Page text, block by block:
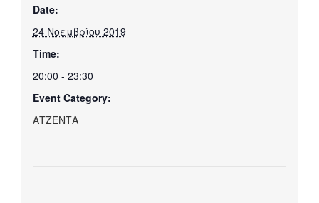
Date:
24 Νοεμβρίου 2019
Time:
20:00 - 23:30
Event Category:
ΑΤΖΕΝΤΑ